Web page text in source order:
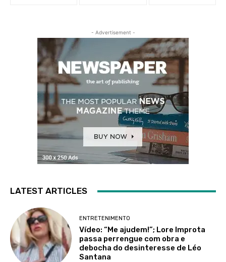
- Advertisement -
LATEST ARTICLES
ENTRETENIMENTO
Vídeo: “Me ajudem!”; Lore Improta
passa perrengue com obra e
debocha do desinteresse de Léo
Santana